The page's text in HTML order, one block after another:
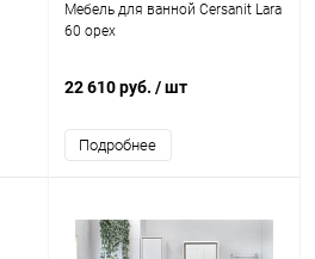
Мебель для ванной Cersanit Lara
60 орех
22 610 руб. / шт
Подробнее